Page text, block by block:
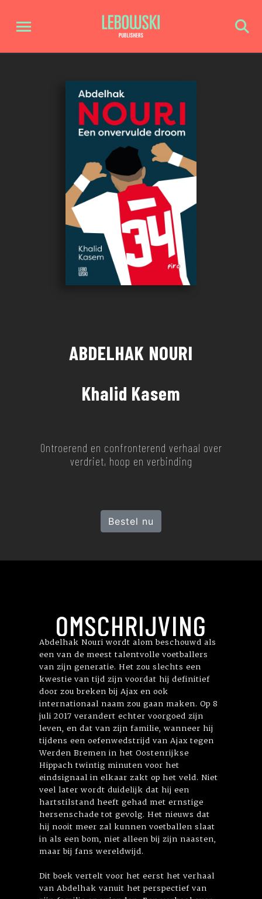
ABDELHAK NOURI
Khalid Kasem
Ontroerend en confronterend verhaal over
verdriet, hoop en verbinding
Bestel nu
OMSCHRIJVING
Abdelhak Nouri wordt alom beschouwd als
een van de meest talentvolle voetballers
van zijn generatie. Het zou slechts een
kwestie van tijd zijn voordat hij definitief
door zou breken bij Ajax en ook
internationaal naam zou gaan maken. Op 8
juli 2017 verandert echter voorgoed zijn
leven, en dat van zijn familie, wanneer hij
tijdens een oefenwedstrijd van Ajax tegen
Werden Bremen in het Oostenrijkse
Hippach twintig minuten voor het
eindsignaal in elkaar zakt op het veld. Niet
veel later wordt duidelijk dat hij een
hartstilstand heeft gehad met ernstige
hersenschade tot gevolg. Het nieuws dat
hij nooit meer zal kunnen voetballen slaat
in als een bom, niet alleen bij zijn naasten,
maar bij fans wereldwijd.
Dit boek vertelt voor het eerst het verhaal
van Abdelhak vanuit het perspectief van